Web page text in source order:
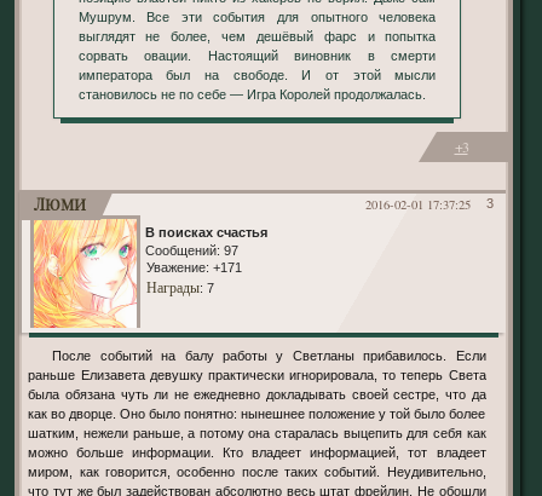
Мушрум. Все эти события для опытного человека
выглядят не более, чем дешёвый фарс и попытка
сорвать овации. Настоящий виновник в смерти
императора был на свободе. И от этой мысли
становилось не по себе — Игра Королей продолжалась.
+3
3
2016-02-01 17:37:25
Люми
В поисках счастья
Сообщений: 97
Уважение: +171
Награды: 7
После событий на балу работы у Светланы прибавилось. Если
раньше Елизавета девушку практически игнорировала, то теперь Света
была обязана чуть ли не ежедневно докладывать своей сестре, что да
как во дворце. Оно было понятно: нынешнее положение у той было более
шатким, нежели раньше, а потому она старалась выцепить для себя как
можно больше информации. Кто владеет информацией, тот владеет
миром, как говорится, особенно после таких событий. Неудивительно,
что тут же был задействован абсолютно весь штат фрейлин. Не обошли